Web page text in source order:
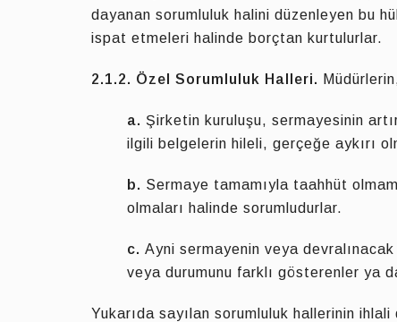
dayanan sorumluluk halini düzenleyen bu
ispat etmeleri halinde borçtan kurtulurlar.
2.1.2. Özel Sorumluluk Halleri.
a. Şirketin kuruluşu, sermayesinin
ilgili belgelerin hileli, gerçeğe aykırı
b. Sermaye tamamıyla taahhüt
olmaları halinde sorumludurlar.
c. Ayni sermayenin veya
veya durumunu farklı gösterenler ya
Yukarıda sayılan sorumluluk hallerinin